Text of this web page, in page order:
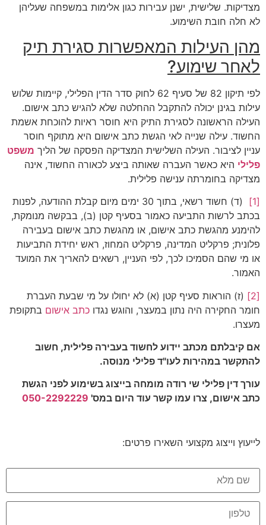
מצדיקות. שלישית, ישנן עבירות כגון אלימות במשפחה שעליהן
לא חלה חובת השימוע.
מהן העילות המאפשרות סגירת תיק
לאחר שימוע?
לפי תיקון 82 של סעיף 62 לחוק סדר הדין הפלילי, קיימות שלוש
עילות בגינן יכולה להתקבל ההחלטה שלא להגיש כתב אישום.
העילה הראשונה לסגירת התיק היא חוסר ראיות להוכחת אשמת
החשוד. עילה שנייה לאי הגשת כתב אישום היא מתוקף חוסר
עניין לציבור. העילה השלישית המצדיקה הפסקה של הליך משפט
פלילי היא כאשר העברה שאותה ביצע לכאורה החשוד, אינה
מצדיקה בחומרתה ענישה פלילית.
[1]
(ד) חשוד רשאי, בתוך 30 ימים מיום קבלת ההודעה, לפנות
בכתב לרשות התביעה כאמור בסעיף קטן (ב), בבקשה מנומקת,
להימנע מהגשת כתב אישום, או מהגשת כתב אישום בעבירה
פלונית; פרקליט המדינה, פרקליט המחוז, ראש יחידת התביעות
או מי שהם הסמיכו לכך, לפי העניין, רשאים להאריך את המועד
האמור.
[2]
(ז) הוראות סעיף קטן (א) לא יחולו על מי שבעת העברת
חומר החקירה היה נתון במעצר, והוגש נגדו כתב אישום בתקופת
מעצרו.
אם קיבלתם מכתב יידוע לחשוד בעבירה פלילית, חשוב
להתקשר במהירות לעו"ד פלילי מנוסה.
עורך דין פלילי שי רודה מומחה בייצוג בשימוע לפני הגשת
כתב אישום, צרו עמו קשר עוד היום במס' 050-2292229
לייעוץ וייצוג מקצועי השאירו פרטים: